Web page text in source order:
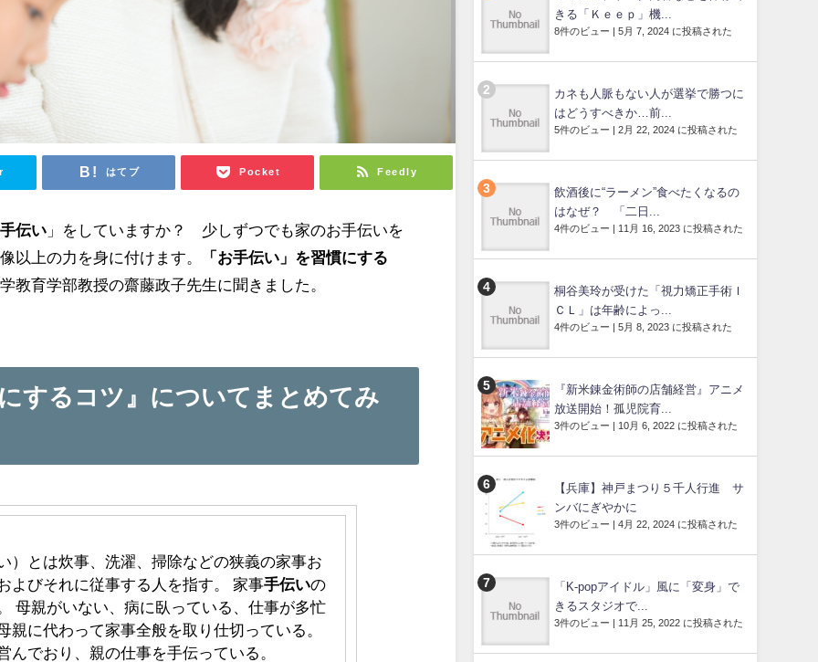
はてブ Pocket Feedly
伝い 」をしていますか？ 少しずつでも家のお手伝いを
以上の力を身に付けます。
「お手伝い」を習慣にする
教育学部教授の齋藤政子先生に聞きました。
するコツ』についてまとめてみ
）とは炊事、洗濯、掃除などの狭義の家事お
よびそれに従事する人を指す。 家事手伝いの
母親がいない、病に臥っている、仕事が多忙
親に代わって家事全般を取り仕切っている。
んでおり、親の仕事を手伝っている。
きる「Ｋｅｅｐ」機...
8件のビュー | 5月 7, 2024 に投稿された
カネも人脈もない人が選挙で勝つに
はどうすべきか…前...
5件のビュー | 2月 22, 2024 に投稿された
飲酒後に“ラーメン”食べたくなるの
はなぜ？ 「二日...
4件のビュー | 11月 16, 2023 に投稿された
桐谷美玲が受けた「視力矯正手術Ｉ
ＣＬ」は年齢によっ...
4件のビュー | 5月 8, 2023 に投稿された
『新米錬金術師の店舗経営』アニメ
放送開始！孤児院育...
3件のビュー | 10月 6, 2022 に投稿された
【兵庫】神戸まつり５千人行進 サ
ンバにぎやかに
3件のビュー | 4月 22, 2024 に投稿された
「K-popアイドル」風に「変身」で
きるスタジオで...
3件のビュー | 11月 25, 2022 に投稿された